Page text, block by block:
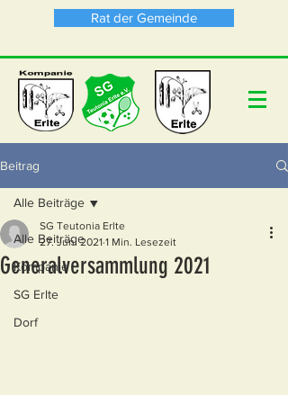
Rat der Gemeinde
Beitrag
Alle Beiträge
Kompanie
SG Erlte
Dorf
Alle Beiträge
Generalversammlung 2021
SG Teutonia Erlte
27. Juni 2021 1 Min. Lesezeit